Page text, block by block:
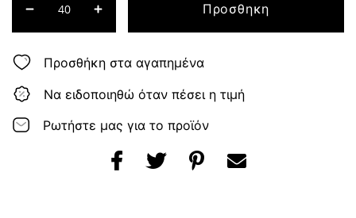
Προσθηκη
Προσθήκη στα αγαπημένα
Να ειδοποιηθώ όταν πέσει η τιμή
Ρωτήστε μας για το προϊόν